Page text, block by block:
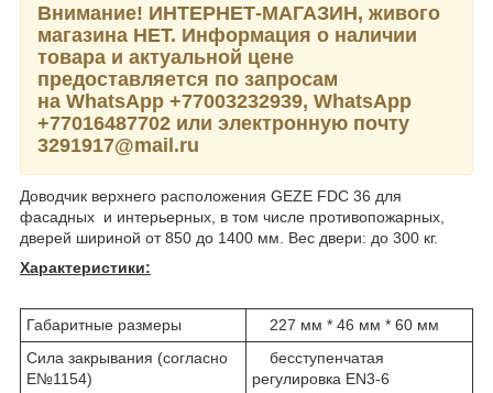
Внимание! ИНТЕРНЕТ-МАГАЗИН, живого
магазина НЕТ. Информация о наличии
товара и актуальной цене
предоставляется по запросам
на WhatsApp +77003232939, WhatsApp
+77016487702 или электронную почту
3291917@mail.ru
Доводчик верхнего расположения GEZE FDC 36 для
фасадных и интерьерных, в том числе противопожарных,
дверей шириной от 850 до 1400 мм. Вес двери: до 300 кг.
Характеристики:
Габаритные размеры
227 мм * 46 мм * 60 мм
Сила закрывания (согласно
Е№1154)
бесступенчатая
регулировка EN3-6